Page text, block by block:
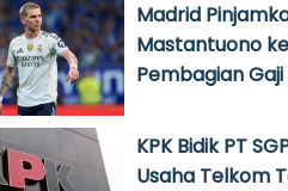
Madrid
Mastantuono
Pembagian
KPK Bidik PT
Usaha Telkom